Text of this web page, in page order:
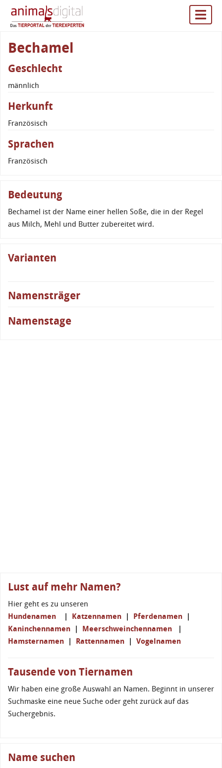
Bechamel
Geschlecht
männlich
Herkunft
Französisch
Sprachen
Französisch
Bedeutung
Bechamel ist der Name einer hellen Soße, die in der Regel
aus Milch, Mehl und Butter zubereitet wird.
Varianten
Namensträger
Namenstage
Lust auf mehr Namen?
Hier geht es zu unseren
Hundenamen | Katzennamen | Pferdenamen |
Kaninchennamen | Meerschweinchennamen |
Hamsternamen | Rattennamen | Vogelnamen
Tausende von Tiernamen
Wir haben eine große Auswahl an Namen. Beginnt in unserer
Suchmaske eine neue Suche oder geht zurück auf das
Suchergebnis.
Name suchen